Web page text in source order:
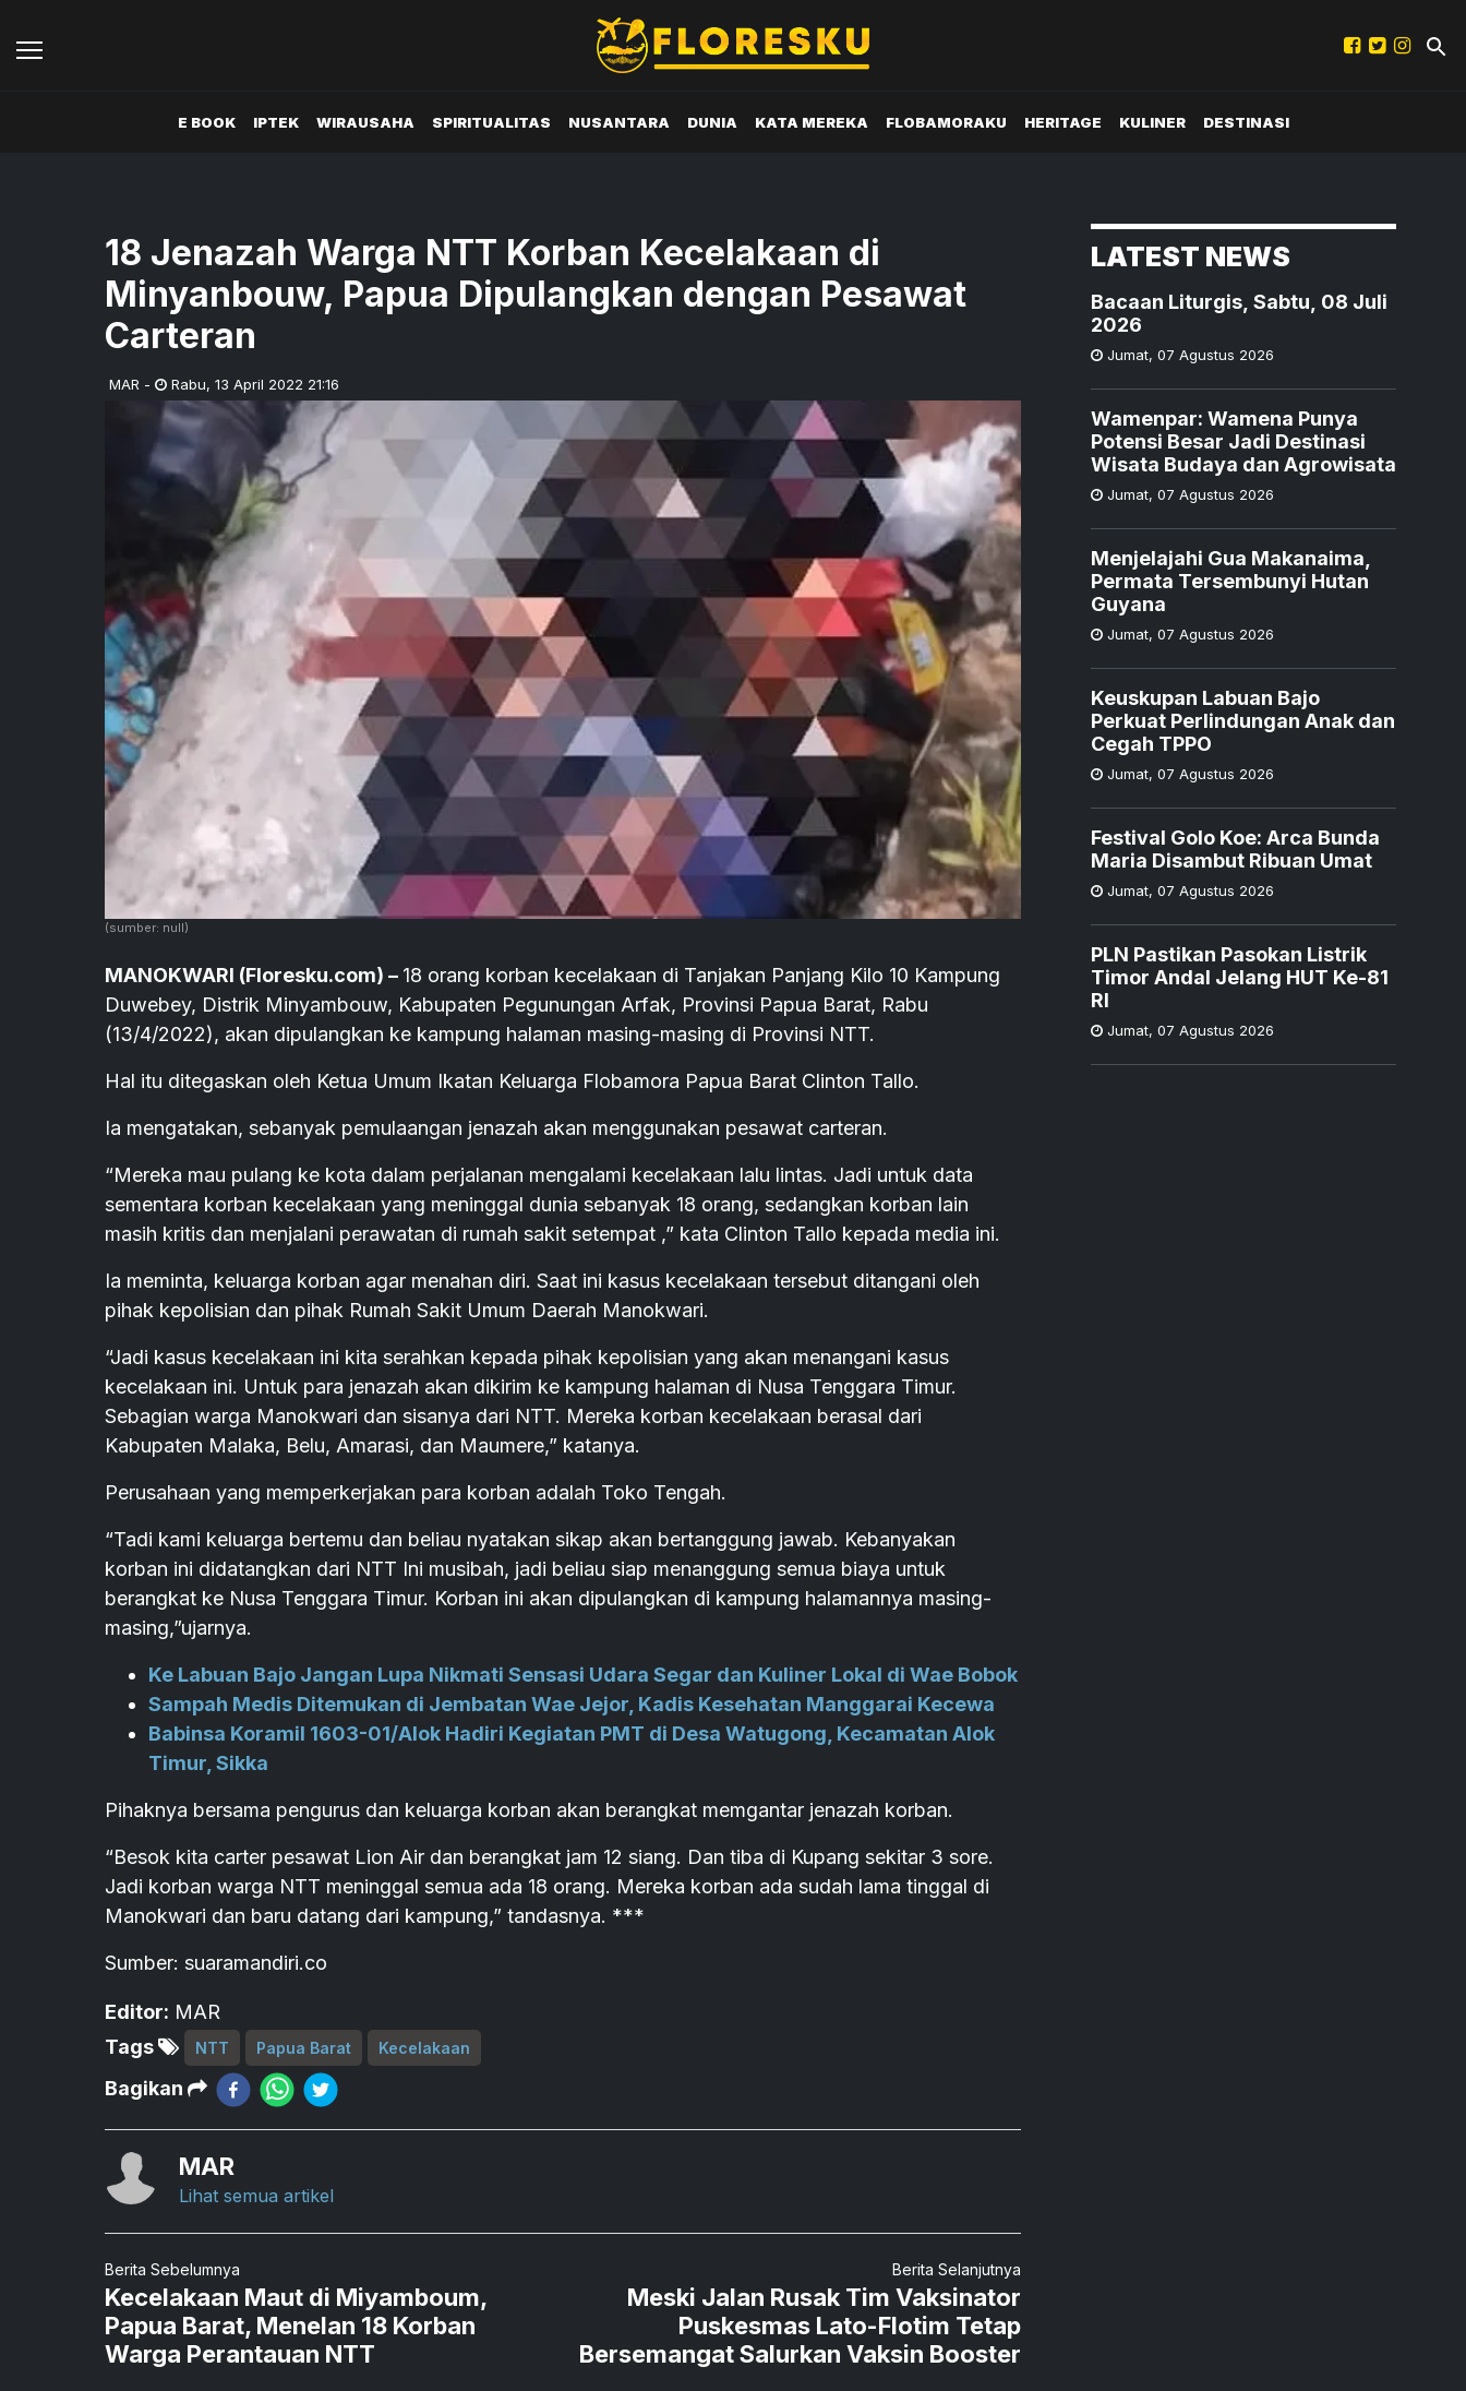
E BOOK IPTEK WIRAUSAHA SPIRITUALITAS NUSANTARA DUNIA KATA MEREKA FLOBAMORAKU HERITAGE KULINER DESTINASI
18 Jenazah Warga NTT Korban Kecelakaan di
Minyanbouw, Papua Dipulangkan dengan Pesawat
Carteran
MAR - Rabu, 13 April 2022 21:16
(sumber: null)
MANOKWARI (Floresku.com) – 18 orang korban kecelakaan di Tanjakan Panjang Kilo 10 Kampung
Duwebey, Distrik Minyambouw, Kabupaten Pegunungan Arfak, Provinsi Papua Barat, Rabu
(13/4/2022), akan dipulangkan ke kampung halaman masing-masing di Provinsi NTT.
Hal itu ditegaskan oleh Ketua Umum Ikatan Keluarga Flobamora Papua Barat Clinton Tallo.
Ia mengatakan, sebanyak pemulaangan jenazah akan menggunakan pesawat carteran.
“Mereka mau pulang ke kota dalam perjalanan mengalami kecelakaan lalu lintas. Jadi untuk data
sementara korban kecelakaan yang meninggal dunia sebanyak 18 orang, sedangkan korban lain
masih kritis dan menjalani perawatan di rumah sakit setempat ,” kata Clinton Tallo kepada media ini.
Ia meminta, keluarga korban agar menahan diri. Saat ini kasus kecelakaan tersebut ditangani oleh
pihak kepolisian dan pihak Rumah Sakit Umum Daerah Manokwari.
“Jadi kasus kecelakaan ini kita serahkan kepada pihak kepolisian yang akan menangani kasus
kecelakaan ini. Untuk para jenazah akan dikirim ke kampung halaman di Nusa Tenggara Timur.
Sebagian warga Manokwari dan sisanya dari NTT. Mereka korban kecelakaan berasal dari
Kabupaten Malaka, Belu, Amarasi, dan Maumere,” katanya.
Perusahaan yang memperkerjakan para korban adalah Toko Tengah.
“Tadi kami keluarga bertemu dan beliau nyatakan sikap akan bertanggung jawab. Kebanyakan
korban ini didatangkan dari NTT Ini musibah, jadi beliau siap menanggung semua biaya untuk
berangkat ke Nusa Tenggara Timur. Korban ini akan dipulangkan di kampung halamannya masing-
masing,”ujarnya.
Ke Labuan Bajo Jangan Lupa Nikmati Sensasi Udara Segar dan Kuliner Lokal di Wae Bobok
Sampah Medis Ditemukan di Jembatan Wae Jejor, Kadis Kesehatan Manggarai Kecewa
Babinsa Koramil 1603-01/Alok Hadiri Kegiatan PMT di Desa Watugong, Kecamatan Alok
Timur, Sikka
Pihaknya bersama pengurus dan keluarga korban akan berangkat memgantar jenazah korban.
“Besok kita carter pesawat Lion Air dan berangkat jam 12 siang. Dan tiba di Kupang sekitar 3 sore.
Jadi korban warga NTT meninggal semua ada 18 orang. Mereka korban ada sudah lama tinggal di
Manokwari dan baru datang dari kampung,” tandasnya. ***
Sumber: suaramandiri.co
Editor: MAR
Tags
NTT Papua Barat Kecelakaan
Bagikan
MAR
Lihat semua artikel
Berita Sebelumnya
Kecelakaan Maut di Miyamboum,
Papua Barat, Menelan 18 Korban
Warga Perantauan NTT
Berita Selanjutnya
Meski Jalan Rusak Tim Vaksinator
Puskesmas Lato-Flotim Tetap
Bersemangat Salurkan Vaksin Booster
LATEST NEWS
Bacaan Liturgis, Sabtu, 08 Juli
2026
Jumat, 07 Agustus 2026
Wamenpar: Wamena Punya
Potensi Besar Jadi Destinasi
Wisata Budaya dan Agrowisata
Jumat, 07 Agustus 2026
Menjelajahi Gua Makanaima,
Permata Tersembunyi Hutan
Guyana
Jumat, 07 Agustus 2026
Keuskupan Labuan Bajo
Perkuat Perlindungan Anak dan
Cegah TPPO
Jumat, 07 Agustus 2026
Festival Golo Koe: Arca Bunda
Maria Disambut Ribuan Umat
Jumat, 07 Agustus 2026
PLN Pastikan Pasokan Listrik
Timor Andal Jelang HUT Ke-81
RI
Jumat, 07 Agustus 2026